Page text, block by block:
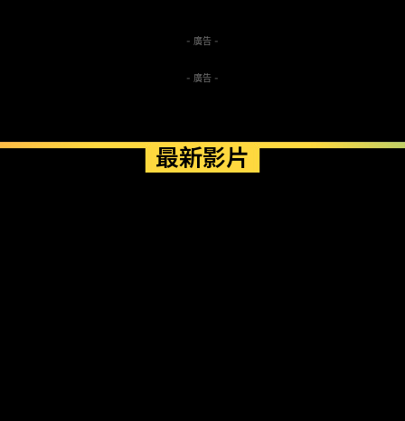
- 廣告 -
- 廣告 -
最新影片